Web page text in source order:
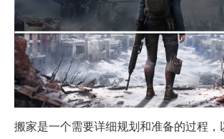
搬家是一个需要详细规划和准备的过程